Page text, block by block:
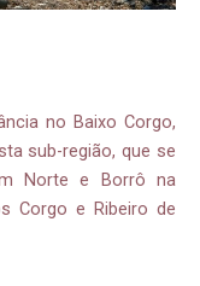
no Baixo Corgo,
sub-região, que se
Norte e Borrô na
Corgo e Ribeiro de